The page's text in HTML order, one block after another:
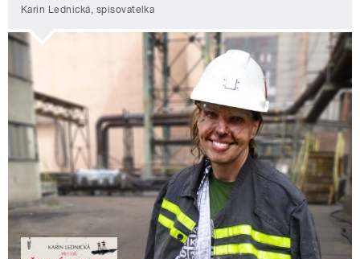
Karin Lednická, spisovatelka